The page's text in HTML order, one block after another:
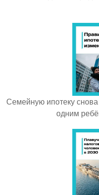
Семейную ипотеку
одним